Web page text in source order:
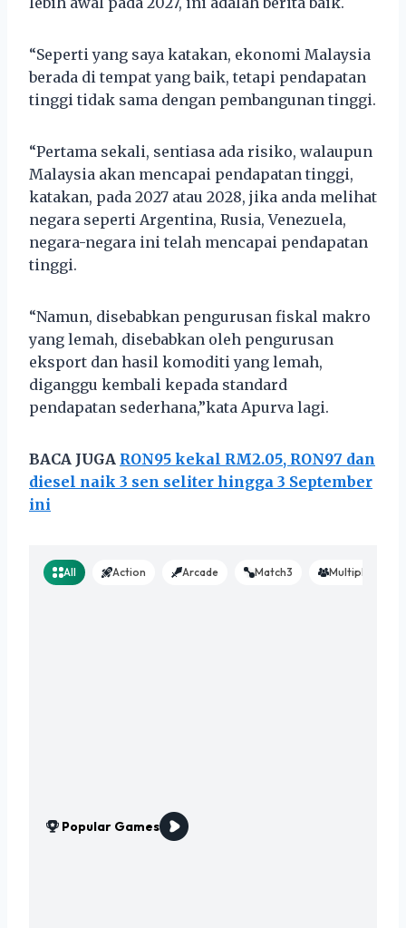
“Seperti yang saya katakan, ekonomi Malaysia
berada di tempat yang baik, tetapi pendapatan
tinggi tidak sama dengan pembangunan tinggi.
“Pertama sekali, sentiasa ada risiko, walaupun
Malaysia akan mencapai pendapatan tinggi,
katakan, pada 2027 atau 2028, jika anda melihat
negara seperti Argentina, Rusia, Venezuela,
negara-negara ini telah mencapai pendapatan
tinggi.
“Namun, disebabkan pengurusan fiskal makro
yang lemah, disebabkan oleh pengurusan
eksport dan hasil komoditi yang lemah,
diganggu kembali kepada standard
pendapatan sederhana,”kata Apurva lagi.
BACA JUGA RON95 kekal RM2.05, RON97 dan
diesel naik 3 sen seliter hingga 3 September
ini